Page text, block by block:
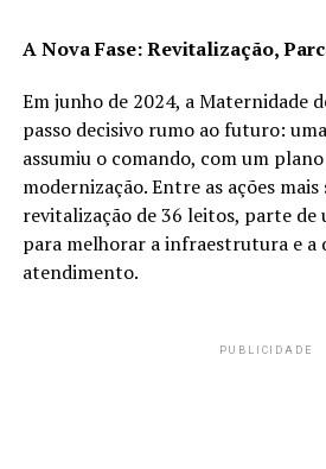
A Nova Fase: Revitalização,
Em junho de 2024, a Maternidade
passo decisivo rumo ao futuro:
assumiu o comando, com um
modernização. Entre as ações
revitalização de 36 leitos, parte
para melhorar a infraestrutura e a
atendimento.
PUBLICIDADE